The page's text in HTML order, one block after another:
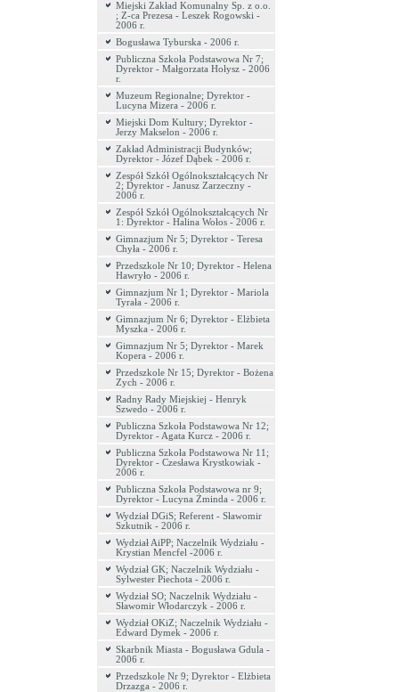
Miejski Zakład Komunalny Sp. z o.o.
; Z-ca Prezesa - Leszek Rogowski -
2006 r.
Bogusława Tyburska - 2006 r.
Publiczna Szkoła Podstawowa Nr 7;
Dyrektor - Małgorzata Hołysz - 2006
r.
Muzeum Regionalne; Dyrektor -
Lucyna Mizera - 2006 r.
Miejski Dom Kultury; Dyrektor -
Jerzy Makselon - 2006 r.
Zakład Administracji Budynków;
Dyrektor - Józef Dąbek - 2006 r.
Zespół Szkół Ogólnokształcących Nr
2; Dyrektor - Janusz Zarzeczny -
2006 r.
Zespół Szkół Ogólnokształcących Nr
1: Dyrektor - Halina Wołos - 2006 r.
Gimnazjum Nr 5; Dyrektor - Teresa
Chyła - 2006 r.
Przedszkole Nr 10; Dyrektor - Helena
Hawryło - 2006 r.
Gimnazjum Nr 1; Dyrektor - Mariola
Tyrała - 2006 r.
Gimnazjum Nr 6; Dyrektor - Elżbieta
Myszka - 2006 r.
Gimnazjum Nr 5; Dyrektor - Marek
Kopera - 2006 r.
Przedszkole Nr 15; Dyrektor - Bożena
Zych - 2006 r.
Radny Rady Miejskiej - Henryk
Szwedo - 2006 r.
Publiczna Szkoła Podstawowa Nr 12;
Dyrektor - Agata Kurcz - 2006 r.
Publiczna Szkoła Podstawowa Nr 11;
Dyrektor - Czesława Krystkowiak -
2006 r.
Publiczna Szkoła Podstawowa nr 9;
Dyrektor - Lucyna Żminda - 2006 r.
Wydział DGiS; Referent - Sławomir
Szkutnik - 2006 r.
Wydział AiPP; Naczelnik Wydziału -
Krystian Mencfel -2006 r.
Wydział GK; Naczelnik Wydziału -
Sylwester Piechota - 2006 r.
Wydział SO; Naczelnik Wydziału -
Sławomir Włodarczyk - 2006 r.
Wydział OKiZ; Naczelnik Wydziału -
Edward Dymek - 2006 r.
Skarbnik Miasta - Bogusława Gdula -
2006 r.
Przedszkole Nr 9; Dyrektor - Elżbieta
Drzazga - 2006 r.